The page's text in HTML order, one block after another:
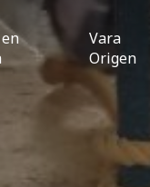
Vara
Origen